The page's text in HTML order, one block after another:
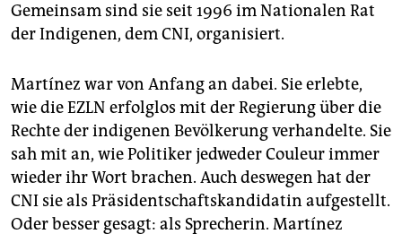
Gemeinsam sind sie seit 1996 im Nationalen Rat
der Indigenen, dem CNI, organisiert.
Martínez war von Anfang an dabei. Sie erlebte,
wie die EZLN erfolglos mit der Regierung über die
Rechte der indigenen Bevölkerung verhandelte. Sie
sah mit an, wie Politiker jedweder Couleur immer
wieder ihr Wort brachen. Auch deswegen hat der
CNI sie als Präsidentschaftskandidatin aufgestellt.
Oder besser gesagt: als Sprecherin. Martínez